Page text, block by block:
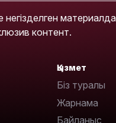
контент.
Қызмет
Біз туралы
Жарнама
Байланыс